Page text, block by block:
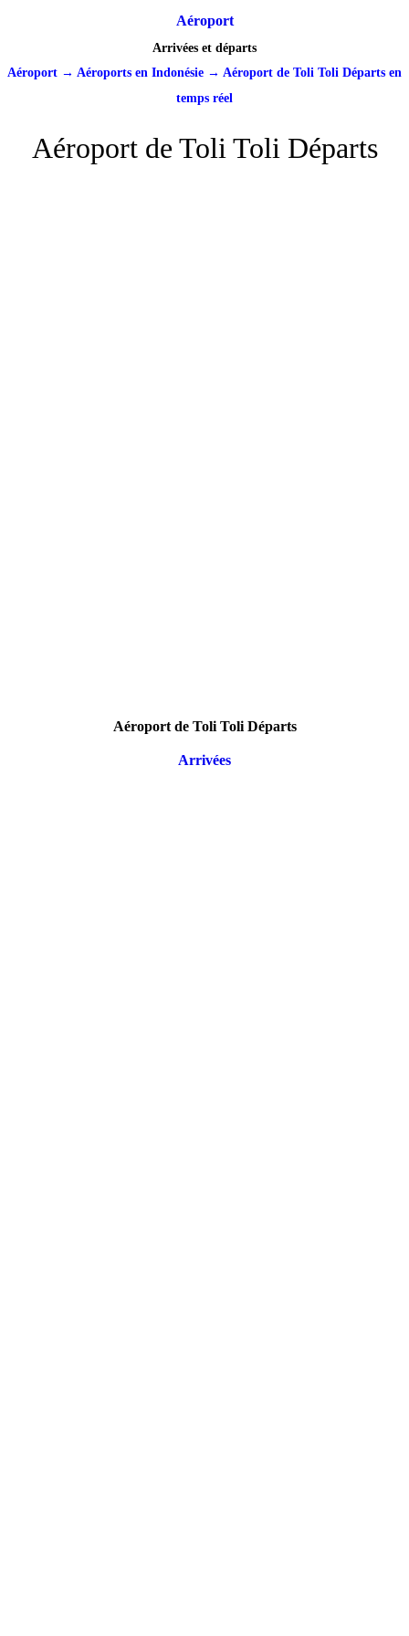
Aéroport
Arrivées et départs
Aéroport → Aéroports en Indonésie → Aéroport de Toli Toli Départs en
temps réel
Aéroport de Toli Toli Départs
Aéroport de Toli Toli Départs
Arrivées